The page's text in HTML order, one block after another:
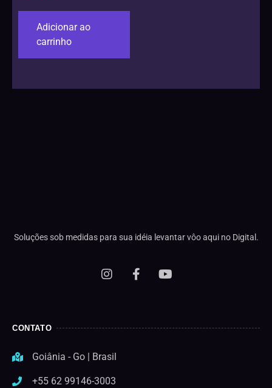
Adicionar ao
carrinho
Soluções sob medidas para sua idéia levantar vôo aqui no Digital.
CONTATO
Goiânia - Go | Brasil
+55 62 99146-3003